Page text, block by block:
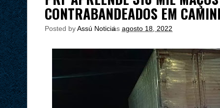
CONTRABANDEADOS EM
Posted byAssú Noticia
às agosto 18, 2022